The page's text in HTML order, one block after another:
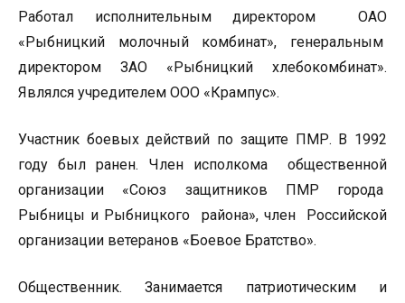
Работал исполнительным директором ОАО
«Рыбницкий молочный комбинат», генеральным
директором ЗАО «Рыбницкий хлебокомбинат».
Являлся учредителем ООО «Крампус».
Участник боевых действий по защите ПМР. В 1992
году был ранен. Член исполкома общественной
организации «Союз защитников ПМР города
Рыбницы и Рыбницкого района», член Российской
организации ветеранов «Боевое Братство».
Общественник. Занимается патриотическим и